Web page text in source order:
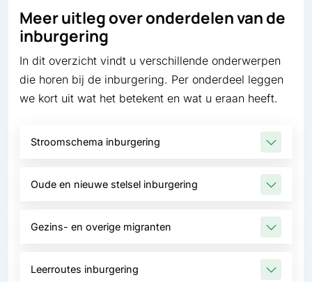
Meer uitleg over onderdelen van de
inburgering
In dit overzicht vindt u verschillende onderwerpen
die horen bij de inburgering. Per onderdeel leggen
we kort uit wat het betekent en wat u eraan heeft.
Stroomschema inburgering
Oude en nieuwe stelsel inburgering
Gezins- en overige migranten
Leerroutes inburgering